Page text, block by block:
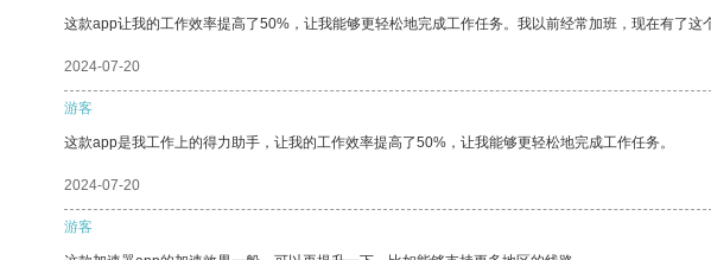
这款app让我的工作效率提高了50%，让我能够更轻松地完成工作任务。我以前经常加班，现在有了这
2024-07-20
游客
这款app是我工作上的得力助手，让我的工作效率提高了50%，让我能够更轻松地完成工作任务。
2024-07-20
游客